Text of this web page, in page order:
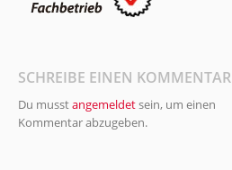
SCHREIBE EINEN KOMMENTAR
Du musstangemeldetsein, um einen
Kommentar abzugeben.